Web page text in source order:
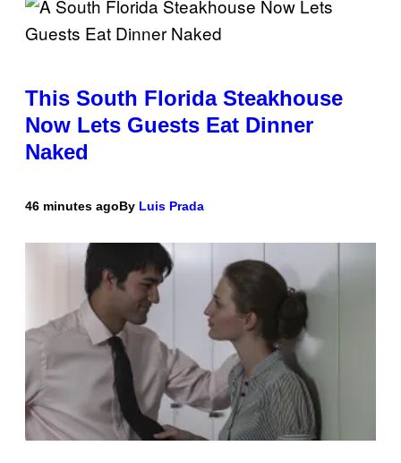
This South Florida Steakhouse
Now Lets Guests Eat Dinner
Naked
46 minutes agoBy Luis Prada